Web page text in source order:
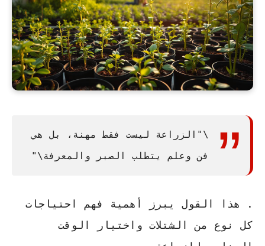
\"الزراعة ليست فقط مهنة، بل هي
فن وعلم يتطلب الصبر والمعرفة\"
. هذا القول يبرز أهمية فهم احتياجات
كل نوع من الشتلات واختيار الوقت